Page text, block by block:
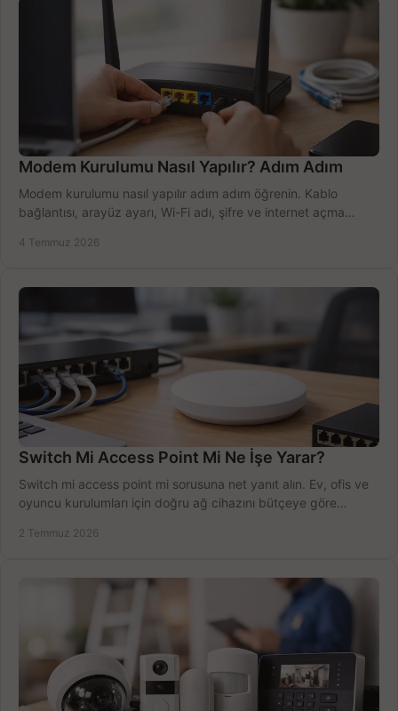
Modem Kurulumu Nasıl Yapılır? Adım Adım
Modem kurulumu nasıl yapılır adım adım öğrenin. Kablo
bağlantısı, arayüz ayarı, Wi-Fi adı, şifre ve internet açma
4 Temmuz 2026
Switch Mi Access Point Mi Ne İşe Yarar?
Switch mi access point mi sorusuna net yanıt alın. Ev, ofis ve
oyuncu kurulumları için doğru ağ cihazını bütçeye göre
2 Temmuz 2026